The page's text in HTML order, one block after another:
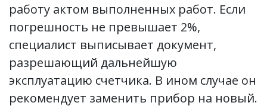
работу актом выполненных работ. Если
погрешность не превышает 2%,
специалист выписывает документ,
разрешающий дальнейшую
эксплуатацию счетчика. В ином случае он
рекомендует заменить прибор на новый.